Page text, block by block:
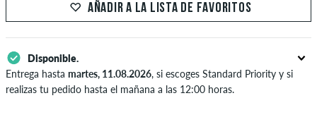
AÑADIR A LA LISTA DE FAVORITOS
Disponible.
Entrega hasta martes, 11.08.2026, si escoges Standard Priority y si
realizas tu pedido hasta el mañana a las 12:00 horas.